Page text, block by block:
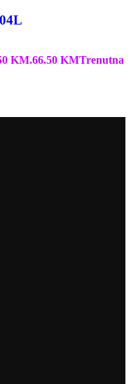
KM.66.50 KMTrenutna